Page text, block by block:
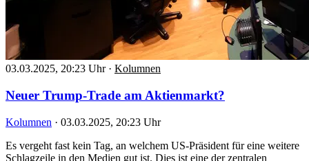
03.03.2025, 20:23 Uhr · Kolumnen
Neuer Trump-Trade am Aktienmarkt?
Kolumnen · 03.03.2025, 20:23 Uhr
Es vergeht fast kein Tag, an welchem US-Präsident für eine weitere
Schlagzeile in den Medien gut ist. Dies ist eine der zentralen